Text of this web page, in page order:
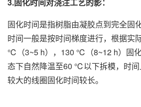
固化时间是指树脂由凝胶点到完全固
时间一般是按时间梯度进行，根据实
℃（3~5 h），130 ℃（8~12 h）固
态下自然降温至60 ℃以下拆模，时
较大的线圈固化时间较长。